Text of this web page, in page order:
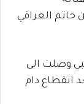
حاتم العراقي
وصلت الى
انقطاع دام